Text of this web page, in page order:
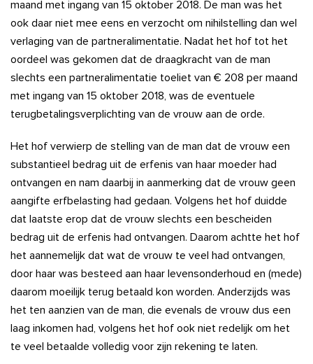
maand met ingang van 15 oktober 2018. De man was het
ook daar niet mee eens en verzocht om nihilstelling dan wel
verlaging van de partneralimentatie. Nadat het hof tot het
oordeel was gekomen dat de draagkracht van de man
slechts een partneralimentatie toeliet van € 208 per maand
met ingang van 15 oktober 2018, was de eventuele
terugbetalingsverplichting van de vrouw aan de orde.
Het hof verwierp de stelling van de man dat de vrouw een
substantieel bedrag uit de erfenis van haar moeder had
ontvangen en nam daarbij in aanmerking dat de vrouw geen
aangifte erfbelasting had gedaan. Volgens het hof duidde
dat laatste erop dat de vrouw slechts een bescheiden
bedrag uit de erfenis had ontvangen. Daarom achtte het hof
het aannemelijk dat wat de vrouw te veel had ontvangen,
door haar was besteed aan haar levensonderhoud en (mede)
daarom moeilijk terug betaald kon worden. Anderzijds was
het ten aanzien van de man, die evenals de vrouw dus een
laag inkomen had, volgens het hof ook niet redelijk om het
te veel betaalde volledig voor zijn rekening te laten.